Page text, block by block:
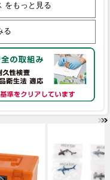
をもっと見る
る